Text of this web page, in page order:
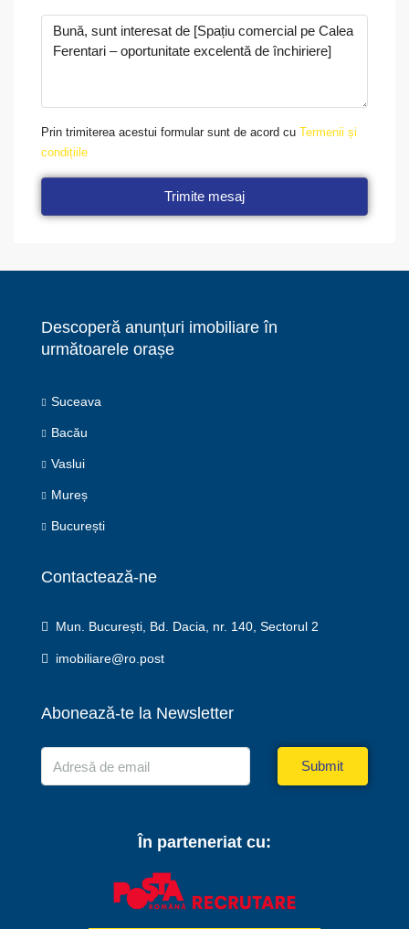
Prin trimiterea acestui formular sunt de acord cu Termenii și
condițiile
Trimite mesaj
Descoperă anunțuri imobiliare în
următoarele orașe
Suceava
Bacău
Vaslui
Mureș
București
Contactează-ne
Mun. București, Bd. Dacia, nr. 140, Sectorul 2
imobiliare@ro.post
Abonează-te la Newsletter
Submit
În parteneriat cu: